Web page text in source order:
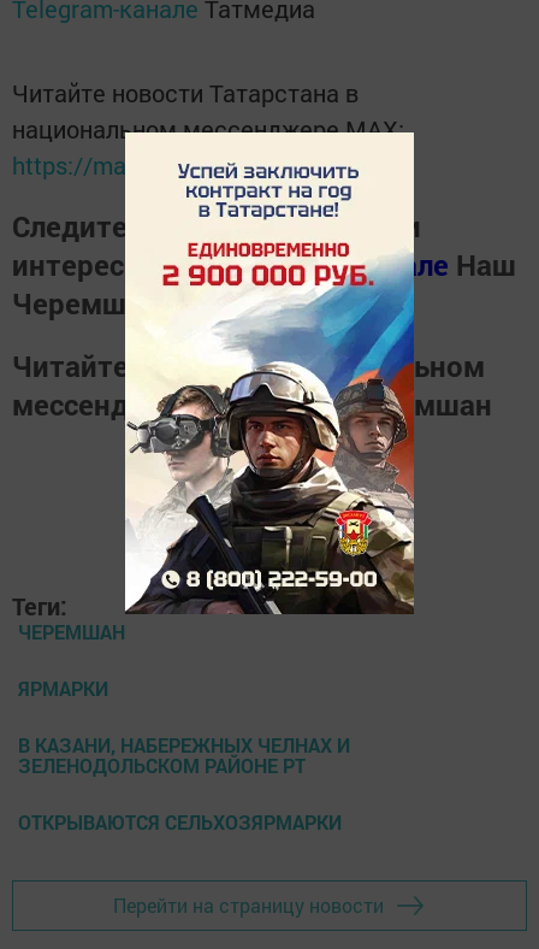
Telegram-канале Татмедиа
Читайте новости Татарстана в
национальном мессенджере MАХ:
https://max.ru/tatmedia
Следите за самым важным и
интересным вТелеграм канале Наш
Черемшан
Читайте новости в национальном
мессенджереMАХНаш Черемшан
Теги:
ЧЕРЕМШАН
ЯРМАРКИ
В КАЗАНИ, НАБЕРЕЖНЫХ ЧЕЛНАХ И
ЗЕЛЕНОДОЛЬСКОМ РАЙОНЕ РТ
ОТКРЫВАЮТСЯ СЕЛЬХОЗЯРМАРКИ
Перейти на страницу новости